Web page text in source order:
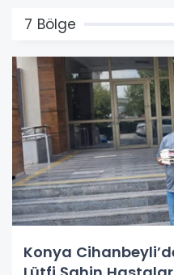
7 Bölge
Konya